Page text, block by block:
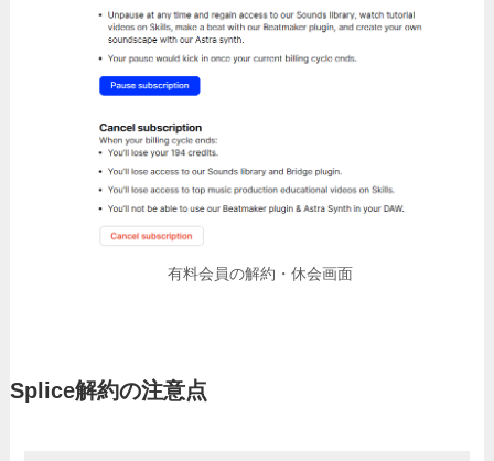
有料会員の解約・休会画面
Splice解約の注意点